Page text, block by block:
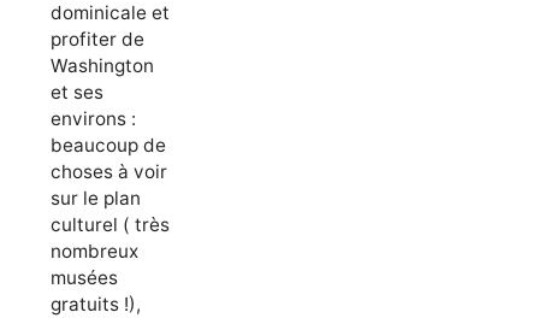
dominicale et
profiter de
Washington
et ses
environs :
beaucoup de
choses à voir
sur le plan
culturel ( très
nombreux
musées
gratuits !),